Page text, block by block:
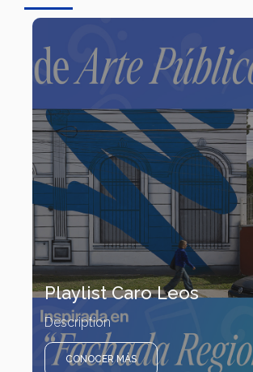
Playlist Caro Leos
Description
CONOCER MÁS